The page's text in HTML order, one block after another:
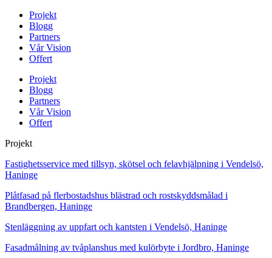
Projekt
Blogg
Partners
Vår Vision
Offert
Projekt
Blogg
Partners
Vår Vision
Offert
Projekt
Fastighetsservice med tillsyn, skötsel och felavhjälpning i Vendelsö,
Haninge
Plåtfasad på flerbostadshus blästrad och rostskyddsmålad i
Brandbergen, Haninge
Stenläggning av uppfart och kantsten i Vendelsö, Haninge
Fasadmålning av tvåplanshus med kulörbyte i Jordbro, Haninge